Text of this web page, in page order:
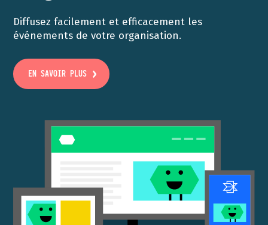
Diffusez facilement et efficacement les
événements de votre organisation.
EN SAVOIR PLUS